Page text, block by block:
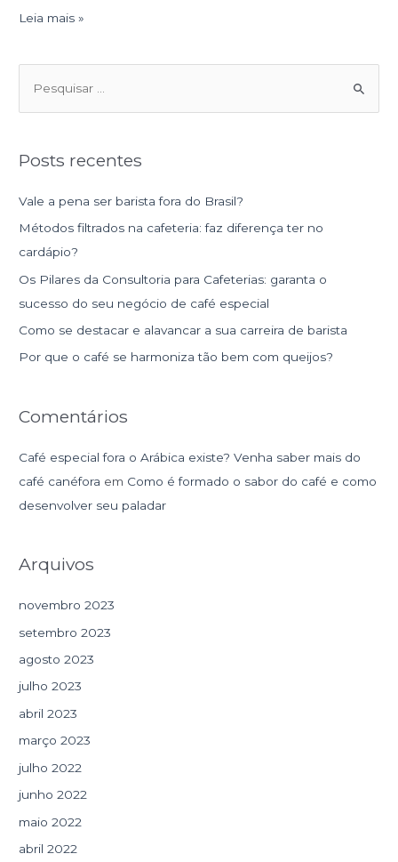
Leia mais »
e
q
s
a
r
p
o
r
Posts recentes
Vale a pena ser barista fora do Brasil?
Métodos filtrados na cafeteria: faz diferença ter no
cardápio?
Os Pilares da Consultoria para Cafeterias: garanta o
sucesso do seu negócio de café especial
Como se destacar e alavancar a sua carreira de barista
Por que o café se harmoniza tão bem com queijos?
Comentários
Café especial fora o Arábica existe? Venha saber mais do
café canéfora em Como é formado o sabor do café e como
desenvolver seu paladar
Arquivos
novembro 2023
setembro 2023
agosto 2023
julho 2023
abril 2023
março 2023
julho 2022
junho 2022
maio 2022
abril 2022